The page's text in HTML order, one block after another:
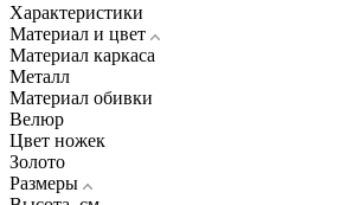
Характеристики
Материал и цвет
Материал каркаса
Металл
Материал обивки
Велюр
Цвет ножек
Золото
Размеры